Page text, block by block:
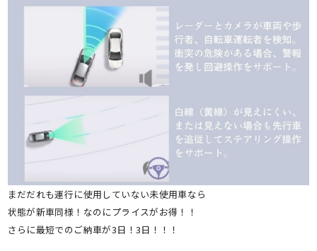
まだだれも運行に使用していない未使用車なら
状態が新車同様！なのにプライスがお得！！
さらに最短でのご納車が3日！3日！！！